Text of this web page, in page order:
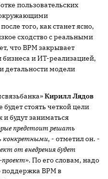
пользовательских
того, как станет ясно,
сходство с реальными
что BPM закрывает
и ИТ-реализацией,
детальности модели
Кирилл Лядов
будет стоять четкой цели
будут заниматься
предстоит решать
конкретными, - отметил он. -
от внедрения будет
проект». По его словам, надо
поддержка BPM в